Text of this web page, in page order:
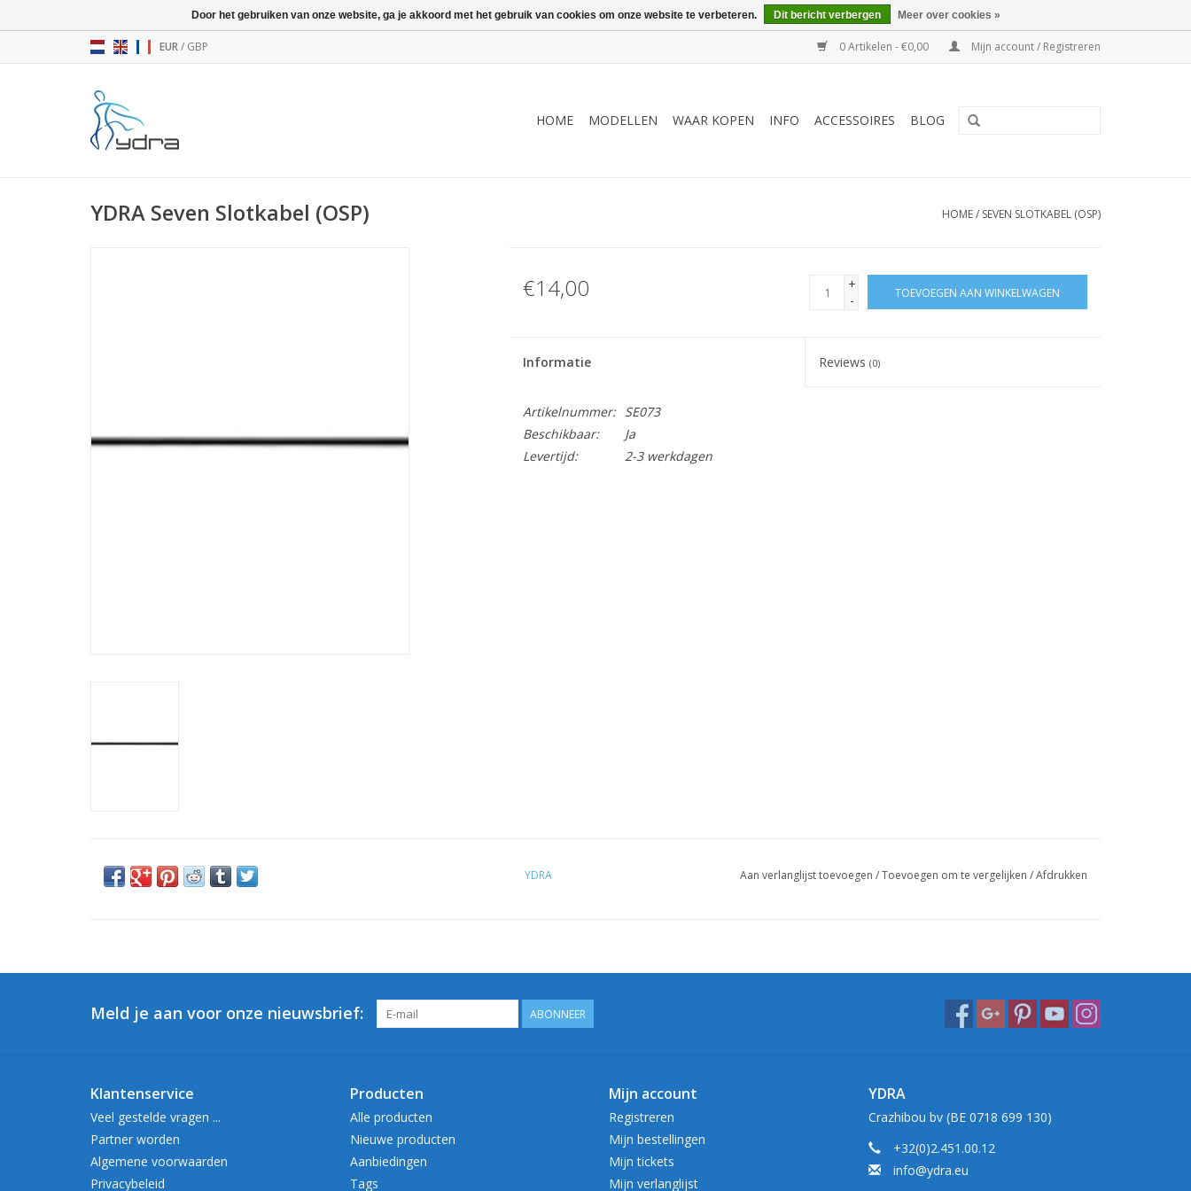
EUR/ GBP 0 Artikelen - €0,00 Mijn account / Registreren
HOME MODELLEN WAAR KOPEN INFO ACCESSOIRES BLOG
YDRA Seven Slotkabel (OSP) HOME/ SEVEN SLOTKABEL (OSP)
€14,00
+
-
TOEVOEGEN AAN WINKELWAGEN
Informatie Reviews(0)
Artikelnummer:
SE073
Beschikbaar:
Ja
Levertijd:
2-3 werkdagen
YDRA Aan verlanglijst toevoegen /Toevoegen om te vergelijken /Afdrukken
Meld je aan voor onze nieuwsbrief: ABONNEER
Klantenservice
Veel gestelde vragen ...
Partner worden
Algemene voorwaarden
Privacybeleid
Producten
Alle producten
Nieuwe producten
Aanbiedingen
Tags
Mijn account
Registreren
Mijn bestellingen
Mijn tickets
Mijn verlanglijst
YDRA
Crazhibou bv (BE 0718 699 130)
+32(0)2.451.00.12
info@ydra.eu
Door het gebruiken van onze website, ga je akkoord met het gebruik van cookies om onze website te verbeteren. Dit bericht verbergen Meer over cookies »